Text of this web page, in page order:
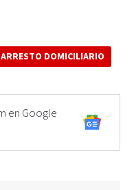
ARRESTO DOMICILIARIO
en Google